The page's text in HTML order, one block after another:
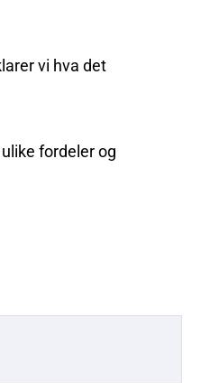
vi hva det
fordeler og